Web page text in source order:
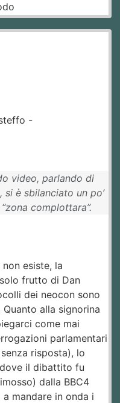
-
video, parlando di
è sbilanciato un po’
complottara”.
esiste, la
frutto di Dan
dei neocon sono
alla signorina
come mai
parlamentari
risposta), lo
il dibattito fu
dalla BBC4
mandare in onda i